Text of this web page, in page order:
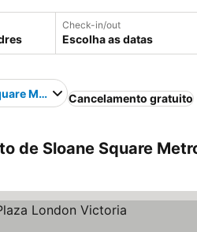
Check-in/out
Escolha as datas
Metro StationCancelamento gratuito
de Sloane Square